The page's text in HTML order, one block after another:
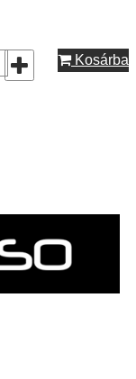
Kosárba